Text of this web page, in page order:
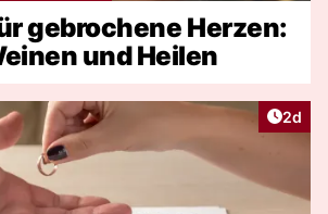
gebrochene Herzen:
und Heilen
2d